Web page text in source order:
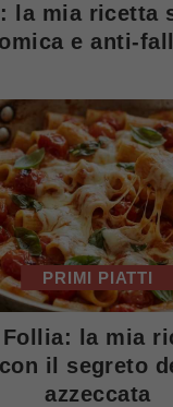
la mia ricetta
e anti-
PRIMI PIATTI
Follia: la mia
il segreto
azzeccata